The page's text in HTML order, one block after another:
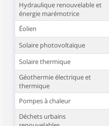
Hydraulique renouvelable et
énergie marémotrice
Éolien
Solaire photovoltaïque
Solaire thermique
Géothermie électrique et
thermique
Pompes à chaleur
Déchets urbains